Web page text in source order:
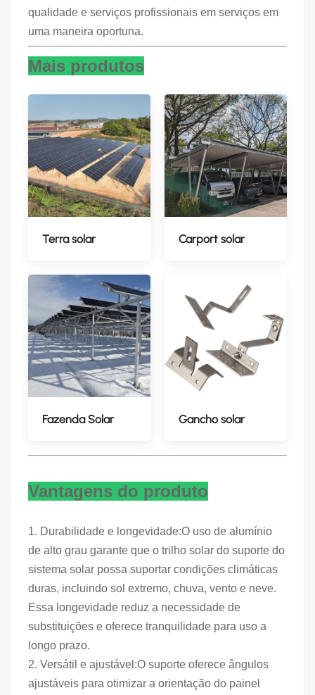
qualidade e serviços profissionais em serviços em
uma maneira oportuna.
Mais produtos
Terra solar Carport solar
Fazenda Solar Gancho solar
Vantagens do produto
1. Durabilidade e longevidade:O uso de alumínio
de alto grau garante que o trilho solar do suporte do
sistema solar possa suportar condições climáticas
duras, incluindo sol extremo, chuva, vento e neve.
Essa longevidade reduz a necessidade de
substituições e oferece tranquilidade para uso a
longo prazo.
2. Versátil e ajustável:O suporte oferece ângulos
ajustáveis para otimizar a orientação do painel